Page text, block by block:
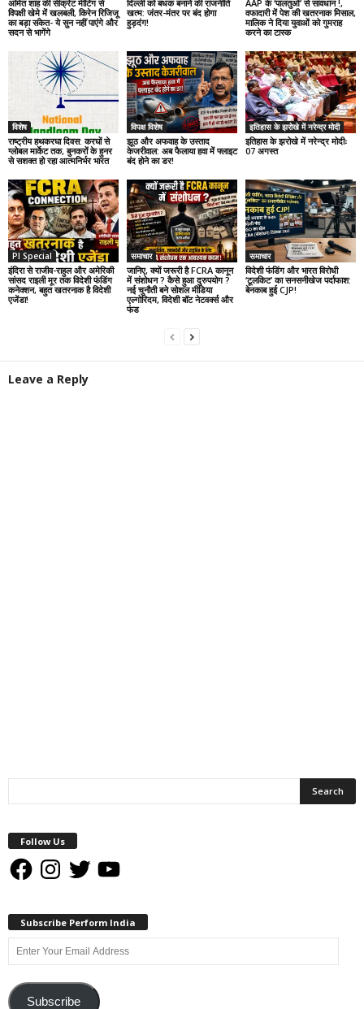
अमित शाह की सीक्रेट मीटिंग से
विपक्षी खेमे में खलबली, किरेन रिजिजू
का बड़ा संकेत- ये सुन नहीं पाएंगे और
सदन से भागेंगे
दिल्ली को बंधक बनाने की राजनीति
खत्म: जंतर-मंतर पर बंद होगा
हुड़दंग!
AAP के ‘पालतुओं’ से सावधान !,
वफादारी में पेश की खतरनाक मिसाल,
मालिक ने दिया युवाओं को गुमराह
करने का टास्क
विशेष
राष्ट्रीय हथकरघा दिवस: करघों से
ग्लोबल मार्केट तक, बुनकरों के हुनर
से सशक्त हो रहा आत्मनिर्भर भारत
विपक्ष विशेष
झूठ और अफवाह के उस्ताद
केजरीवाल: अब फैलाया हवा में फ्लाइट
बंद होने का डर!
इतिहास के झरोखे में नरेन्द्र मोदी
इतिहास के झरोखे में नरेन्द्र मोदीः
07 अगस्त
PI Special
इंदिरा से राजीव-राहुल और अमेरिकी
सांसद राइली मूर तक विदेशी फंडिंग
कनेक्शन, बहुत खतरनाक है विदेशी
एजेंडा!
समाचार
जानिए, क्यों जरूरी है FCRA कानून
में संशोधन ? कैसे हुआ दुरुपयोग ?
नई चुनौती बने सोशल मीडिया
एल्गोरिदम, विदेशी बॉट नेटवर्क्स और
फंड
समाचार
विदेशी फंडिंग और भारत विरोधी
‘टूलकिट’ का सनसनीखेज पर्दाफाश:
बेनकाब हुई CJP!
Leave a Reply
Follow Us
FacebookInstagram
Twitter YouTube
Subscribe Perform India
Enter
Your
AddressSubscribe